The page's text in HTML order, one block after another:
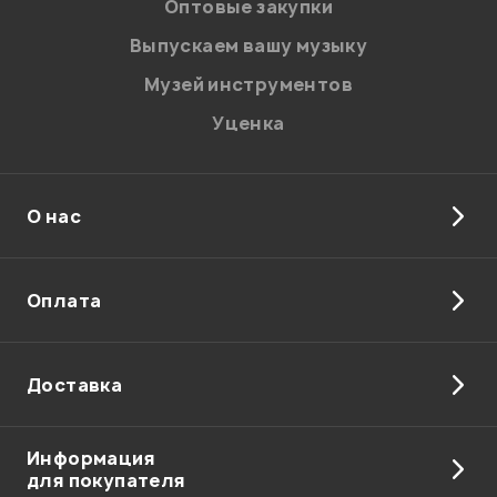
Оптовые закупки
Выпускаем вашу музыку
Музей инструментов
Уценка
О нас
Оплата
Доставка
Информация
для покупателя